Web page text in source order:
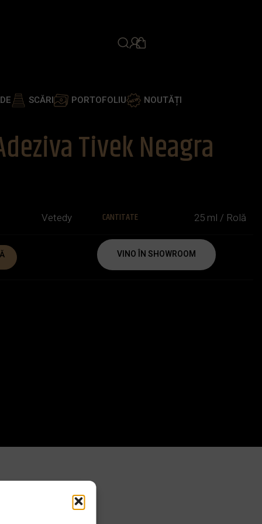
PROGRAMEAZĂ
SCĂRI PORTOFOLIU NOUTĂȚI
Tivek Neagra
Vetedy CANTITATE 25 ml / Rolă
VINO ÎN SHOWROOM